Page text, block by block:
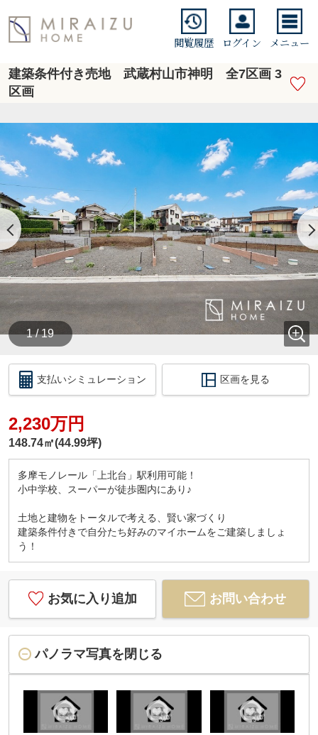
閲覧履歴 ログイン メニュー
建築条件付き売地 武蔵村山市神明 全7区画 3
区画
1 / 19
支払いシミュレーション 区画を見る
2,230万円
148.74㎡(44.99坪)
多摩モノレール「上北台」駅利用可能！
小中学校、スーパーが徒歩圏内にあり♪
土地と建物をトータルで考える、賢い家づくり
建築条件付きで自分たち好みのマイホームをご建築しましょ
う！
お気に入り追加 お問い合わせ
パノラマ写真を閉じる